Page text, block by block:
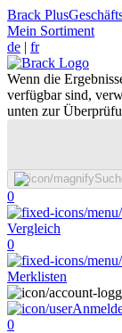
Brack Plus
Mein Sortiment
de | fr
Wenn die
verfügbar sind,
unten zur
0
Vergleich
0
Merklisten
0